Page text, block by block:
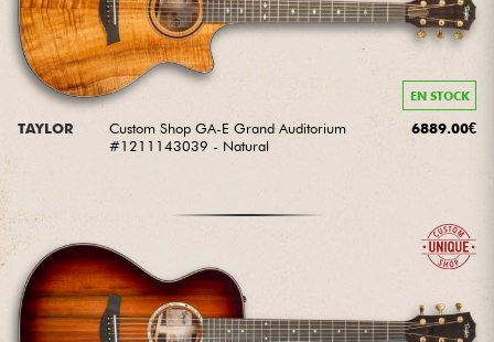
EN STOCK
TAYLOR
Custom Shop GA-E Grand Auditorium
#1211143039 - Natural
6889.00€